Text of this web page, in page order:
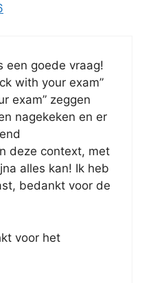
een goede vraag!
with your exam”
exam” zeggen
nagekeken en er
deze context, met
alles kan! Ik heb
bedankt voor de
voor het